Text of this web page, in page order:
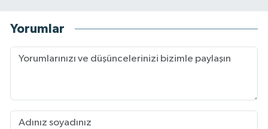
Yorumlar